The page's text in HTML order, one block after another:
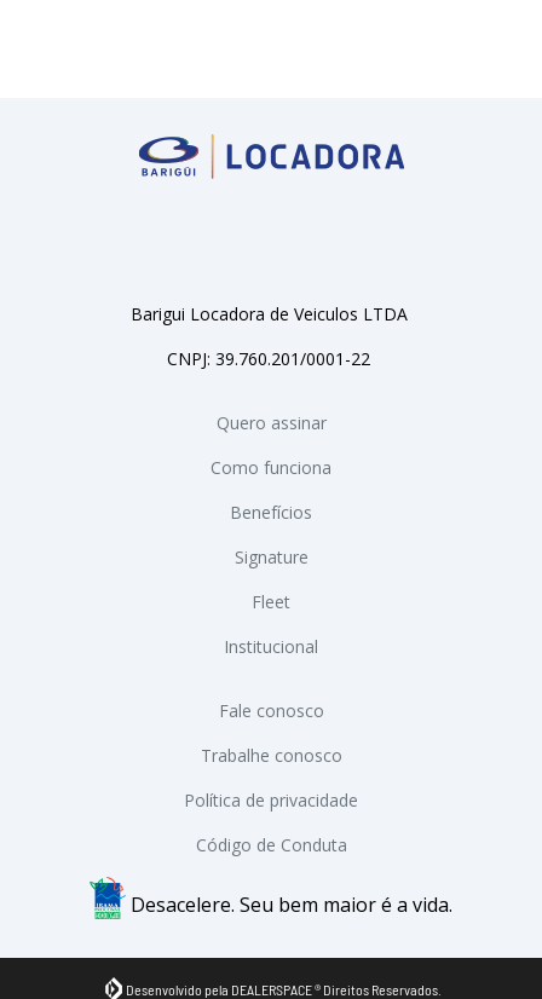
Barigui Locadora de Veiculos LTDA
CNPJ: 39.760.201/0001-22
Quero assinar
Como funciona
Benefícios
Signature
Fleet
Institucional
Fale conosco
Trabalhe conosco
Política de privacidade
Código de Conduta
Desacelere. Seu bem maior é a vida.
Desenvolvido pela DEALERSPACE ® Direitos Reservados.